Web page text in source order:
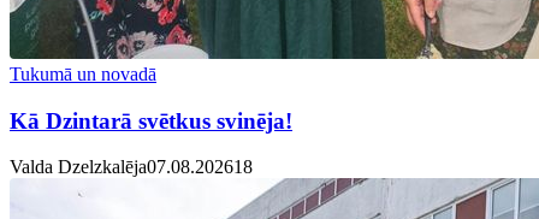
Tukumā un novadā
Kā Dzintarā svētkus svinēja!
Valda Dzelzkalēja07.08.202618